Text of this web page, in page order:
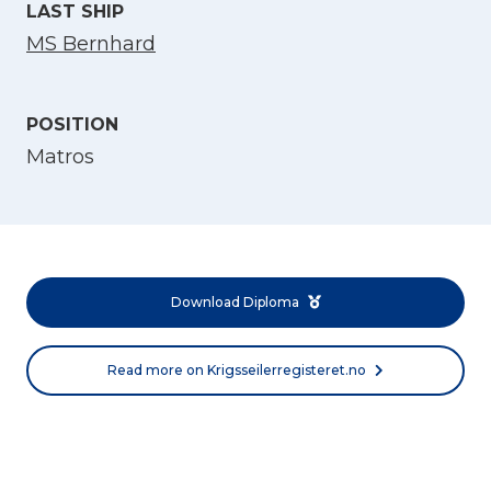
LAST SHIP
MS Bernhard
POSITION
Matros
Download Diploma
Read more on Krigsseilerregisteret.no
Norsk bokmål